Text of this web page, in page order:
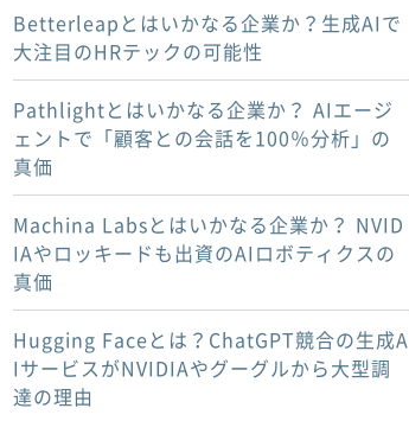
Betterleapとはいかなる企業か？生成AIで
大注目のHRテックの可能性
Pathlightとはいかなる企業か？ AIエージ
ェントで「顧客との会話を100％分析」の
真価
Machina Labsとはいかなる企業か？ NVID
IAやロッキードも出資のAIロボティクスの
真価
Hugging Faceとは？ChatGPT競合の生成A
IサービスがNVIDIAやグーグルから大型調
達の理由